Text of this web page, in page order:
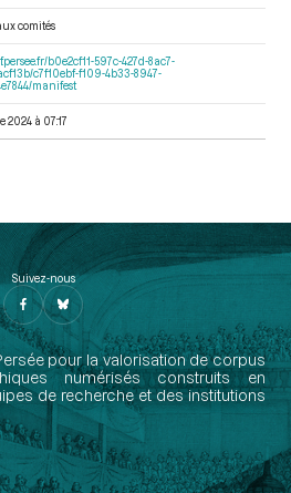
comités
b0e2cf11-597c-427d-8ac7-
c7f10ebf-f109-4b33-8947-
manifest
2024 à 07:17
Suivez-nous
pour la valorisation de corpus
numérisés construits en
de recherche et des institutions